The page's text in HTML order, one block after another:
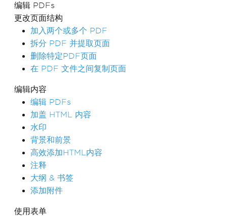
编辑 PDFs
更改页面结构
加入两个或多个 PDF
拆分 PDF 并提取页面
删除特定PDF页面
在 PDF 文件之间复制页面
编辑内容
编辑 PDFs
加盖 HTML 内容
水印
背景和前景
高效添加HTML内容
注释
大纲 & 书签
添加附件
使用表单